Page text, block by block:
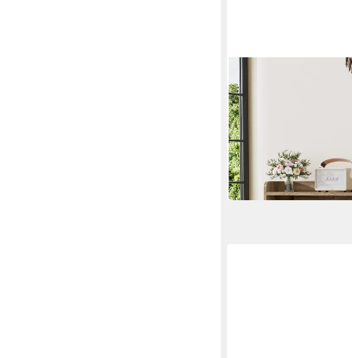
Schuhschrank mit 4
Schuhregal
120 x 95.5 x 24 cm
137,13 €
-36%
in 4-5 Werktagen bei dir